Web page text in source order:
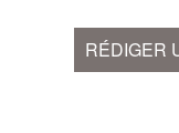
RÉDIGER